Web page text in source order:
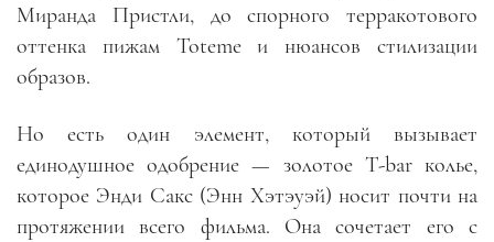
Миранда Пристли, до спорного терракотового
оттенка пижам Toteme и нюансов стилизации
образов.
Но есть один элемент, который вызывает
единодушное одобрение — золотое T-bar колье,
которое Энди Сакс (Энн Хэтэуэй) носит почти на
протяжении всего фильма. Она сочетает его с